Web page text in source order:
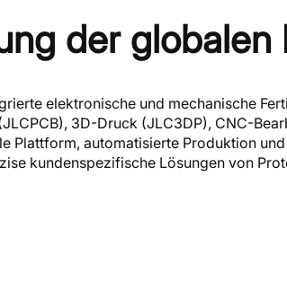
der
elektronische und mechanische
3D-Druck (JLC3DP), CNC-
Plattform, automatisierte Produktion
kundenspezifische Lösungen von